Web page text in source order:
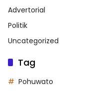
Advertorial
Politik
Uncategorized
Tag
Pohuwato